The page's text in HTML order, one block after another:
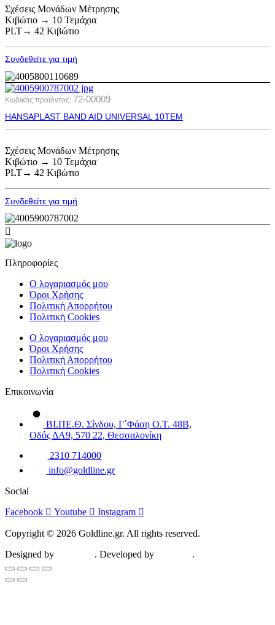
Σχέσεις Μονάδων Μέτρησης
Κιβώτιο → 10 Τεμάχια
PLT→ 42 Κιβώτιο
Συνδεθείτε για τιμή
Κωδικός προϊόντος: 72-00009
HANSAPLAST BAND AID UNIVERSAL 10ΤΕΜ
Σχέσεις Μονάδων Μέτρησης
Κιβώτιο → 10 Τεμάχια
PLT→ 42 Κιβώτιο
Συνδεθείτε για τιμή
Πληροφορίες
Ο λογαριασμός μου
Όροι Χρήσης
Πολιτική Απορρήτου
Πολιτική Cookies
Ο λογαριασμός μου
Όροι Χρήσης
Πολιτική Απορρήτου
Πολιτική Cookies
Επικοινωνία
ΒΙ.ΠΕ.Θ. Σίνδου, Γ΄Φάση Ο.Τ. 48Β,
Οδός ΔΑ9, 570 22, Θεσσαλονίκη
2310 714000
info@goldline.gr
Social
Facebook Youtube Instagram
Copyright © 2026 Goldline.gr. All rights reserved.
Designed by
. Developed by .